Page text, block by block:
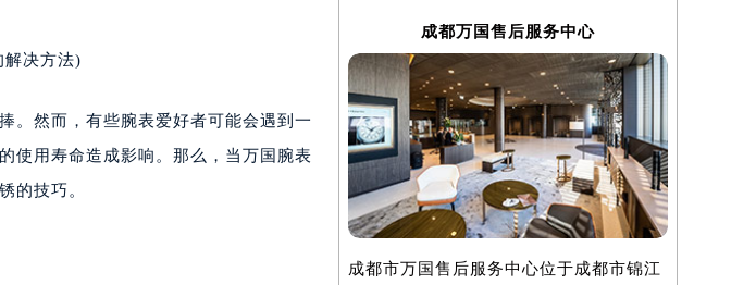
解决方法)
。然而，有些腕表爱好者可能会遇到一
使用寿命造成影响。那么，当万国腕表
的技巧。
成都万国售后服务中心
成都市万国售后服务中心位于成都市锦江